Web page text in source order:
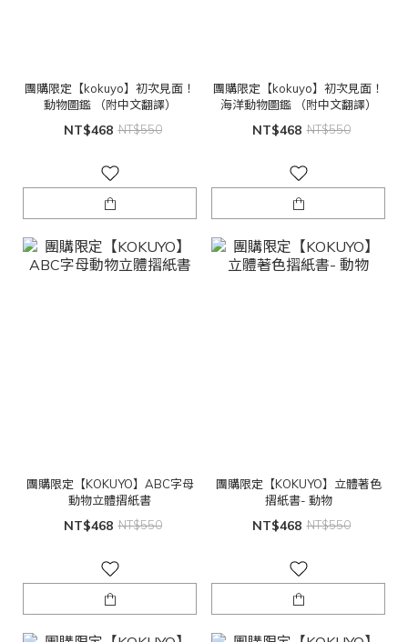
團購限定【kokuyo】初次見面！
動物圖鑑 （附中文翻譯）
NT$468 NT$550
團購限定【kokuyo】初次見面！
海洋動物圖鑑 （附中文翻譯）
NT$468 NT$550
團購限定【KOKUYO】ABC字母
動物立體摺紙書
NT$468 NT$550
團購限定【KOKUYO】立體著色
摺紙書- 動物
NT$468 NT$550